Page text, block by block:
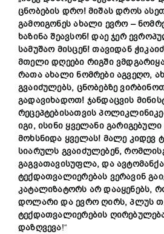
ცნობების დრო! მიშას დროს
გამოიგონეს ახალი ევრო –
ხაზინა შეავსონ! დაე ჯერ
სამუშაო მისცენ! თავიდან
მთელი დღეები რიგში
რათა ახალი ნომრები აგვეღო,
გვაიძულებს, ცნობებზე
გადავიხადოთ! ჯანდაცვის
რეცეპტებისათვის
იგი, ისინი ყველანი გარიგებული
მოხსნიდა ყველას! მალე კიდევ
სიარულს გვაიძულებენ,
გაგვათავისუფლა, და
ტექდათვალიერებას ვერავინ
კატალიზატორს არ დააყენებს,
დოლარი და ევრო ღირს, პლუს
ტექდათვალიერების
დაზღვევა!“